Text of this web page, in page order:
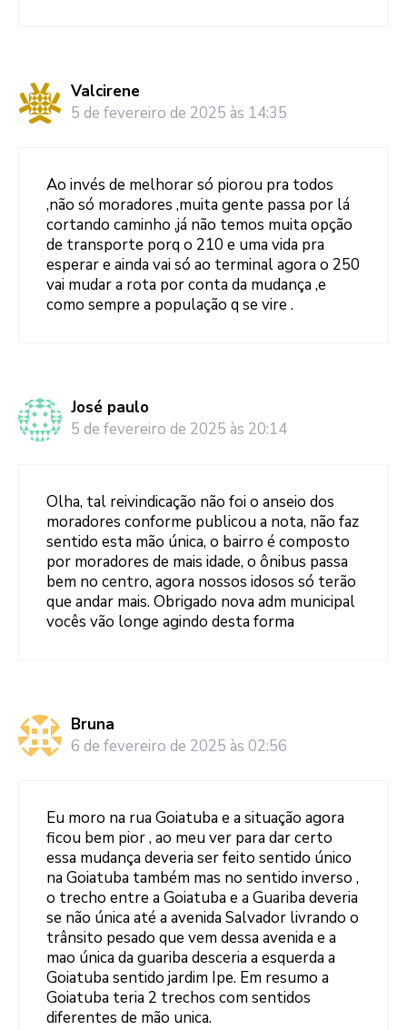
Valcirene
5 de fevereiro de 2025 às 14:35
Ao invés de melhorar só piorou pra todos
,não só moradores ,muita gente passa por lá
cortando caminho ,já não temos muita opção
de transporte porq o 210 e uma vida pra
esperar e ainda vai só ao terminal agora o 250
vai mudar a rota por conta da mudança ,e
como sempre a população q se vire .
José paulo
5 de fevereiro de 2025 às 20:14
Olha, tal reivindicação não foi o anseio dos
moradores conforme publicou a nota, não faz
sentido esta mão única, o bairro é composto
por moradores de mais idade, o ônibus passa
bem no centro, agora nossos idosos só terão
que andar mais. Obrigado nova adm municipal
vocês vão longe agindo desta forma
Bruna
6 de fevereiro de 2025 às 02:56
Eu moro na rua Goiatuba e a situação agora
ficou bem pior , ao meu ver para dar certo
essa mudança deveria ser feito sentido único
na Goiatuba também mas no sentido inverso ,
o trecho entre a Goiatuba e a Guariba deveria
se não única até a avenida Salvador livrando o
trânsito pesado que vem dessa avenida e a
mao única da guariba desceria a esquerda a
Goiatuba sentido jardim Ipe. Em resumo a
Goiatuba teria 2 trechos com sentidos
diferentes de mão unica.